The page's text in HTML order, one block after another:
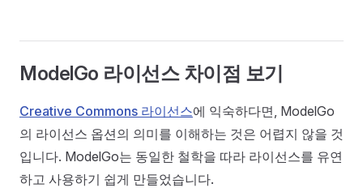
ModelGo 라이선스 차이점 보기
Creative Commons 라이선스에 익숙하다면, ModelGo
의 라이선스 옵션의 의미를 이해하는 것은 어렵지 않을 것
입니다. ModelGo는 동일한 철학을 따라 라이선스를 유연
하고 사용하기 쉽게 만들었습니다.